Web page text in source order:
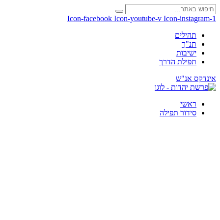
Icon-facebook Icon-youtube-v Icon-instagram-1
תהילים
תנ"ך
ישיבות
תפילת הדרך
אינדקס אנ"ש
ראשי
סידור תפילה